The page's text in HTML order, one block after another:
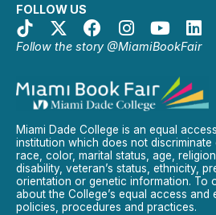
FOLLOW US
Follow the story @MiamiBookFair
Miami Dade College is an equal
institution which does not
race, color, marital status, age,
disability, veteran’s status, ethnicity,
orientation or genetic information. To
about the College’s equal access and
policies, procedures and practices.